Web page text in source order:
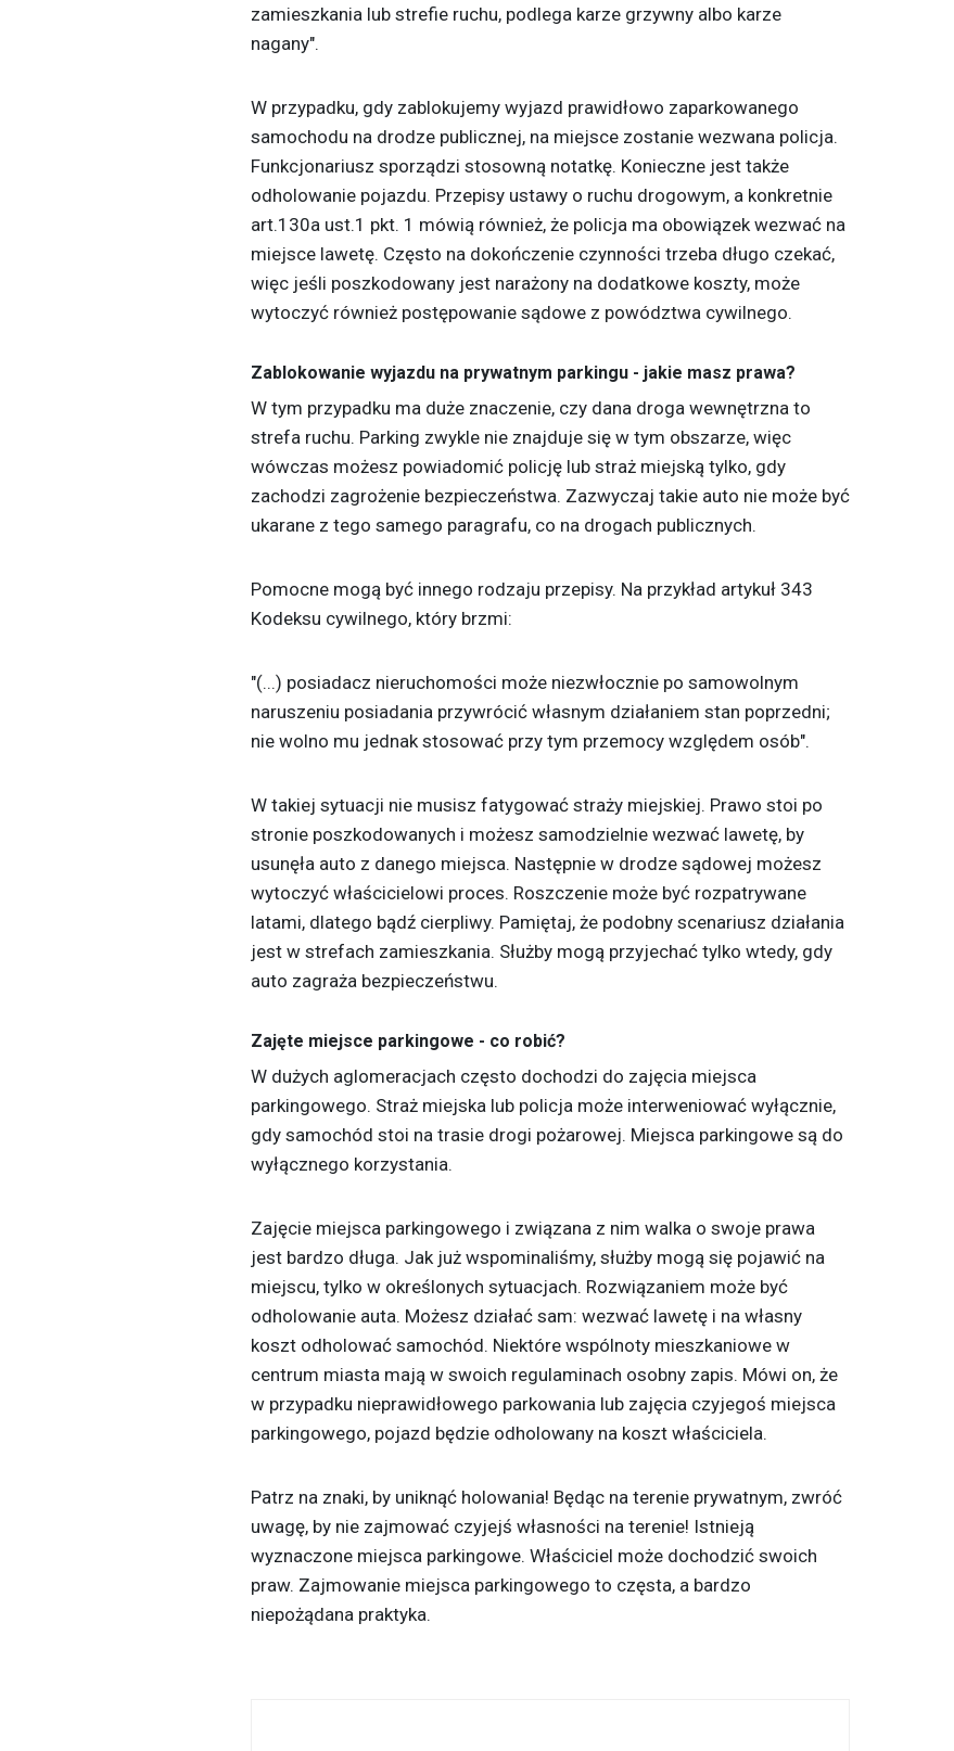
zamieszkania lub strefie ruchu, podlega karze grzywny albo karze
nagany".
W przypadku, gdy zablokujemy wyjazd prawidłowo zaparkowanego
samochodu na drodze publicznej, na miejsce zostanie wezwana policja.
Funkcjonariusz sporządzi stosowną notatkę. Konieczne jest także
odholowanie pojazdu. Przepisy ustawy o ruchu drogowym, a konkretnie
art.130a ust.1 pkt. 1 mówią również, że policja ma obowiązek wezwać na
miejsce lawetę. Często na dokończenie czynności trzeba długo czekać,
więc jeśli poszkodowany jest narażony na dodatkowe koszty, może
wytoczyć również postępowanie sądowe z powództwa cywilnego.
Zablokowanie wyjazdu na prywatnym parkingu - jakie masz prawa?
W tym przypadku ma duże znaczenie, czy dana droga wewnętrzna to
strefa ruchu. Parking zwykle nie znajduje się w tym obszarze, więc
wówczas możesz powiadomić policję lub straż miejską tylko, gdy
zachodzi zagrożenie bezpieczeństwa. Zazwyczaj takie auto nie może być
ukarane z tego samego paragrafu, co na drogach publicznych.
Pomocne mogą być innego rodzaju przepisy. Na przykład artykuł 343
Kodeksu cywilnego, który brzmi:
"(...) posiadacz nieruchomości może niezwłocznie po samowolnym
naruszeniu posiadania przywrócić własnym działaniem stan poprzedni;
nie wolno mu jednak stosować przy tym przemocy względem osób".
W takiej sytuacji nie musisz fatygować straży miejskiej. Prawo stoi po
stronie poszkodowanych i możesz samodzielnie wezwać lawetę, by
usunęła auto z danego miejsca. Następnie w drodze sądowej możesz
wytoczyć właścicielowi proces. Roszczenie może być rozpatrywane
latami, dlatego bądź cierpliwy. Pamiętaj, że podobny scenariusz działania
jest w strefach zamieszkania. Służby mogą przyjechać tylko wtedy, gdy
auto zagraża bezpieczeństwu.
Zajęte miejsce parkingowe - co robić?
W dużych aglomeracjach często dochodzi do zajęcia miejsca
parkingowego. Straż miejska lub policja może interweniować wyłącznie,
gdy samochód stoi na trasie drogi pożarowej. Miejsca parkingowe są do
wyłącznego korzystania.
Zajęcie miejsca parkingowego i związana z nim walka o swoje prawa
jest bardzo długa. Jak już wspominaliśmy, służby mogą się pojawić na
miejscu, tylko w określonych sytuacjach. Rozwiązaniem może być
odholowanie auta. Możesz działać sam: wezwać lawetę i na własny
koszt odholować samochód. Niektóre wspólnoty mieszkaniowe w
centrum miasta mają w swoich regulaminach osobny zapis. Mówi on, że
w przypadku nieprawidłowego parkowania lub zajęcia czyjegoś miejsca
parkingowego, pojazd będzie odholowany na koszt właściciela.
Patrz na znaki, by uniknąć holowania! Będąc na terenie prywatnym, zwróć
uwagę, by nie zajmować czyjejś własności na terenie! Istnieją
wyznaczone miejsca parkingowe. Właściciel może dochodzić swoich
praw. Zajmowanie miejsca parkingowego to częsta, a bardzo
niepożądana praktyka.